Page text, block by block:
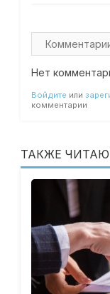
Нет
Войдите или
комментарии
ТАКЖЕ